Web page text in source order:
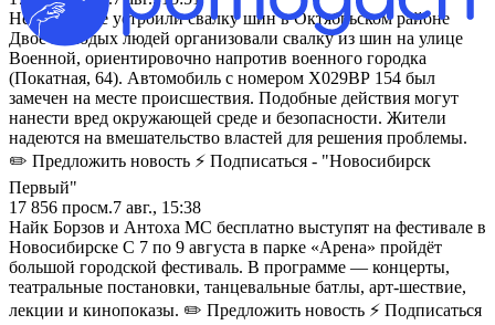
Неизвестные устроили свалку шин в Октябрьском районе
Двое молодых людей организовали свалку из шин на улице
Военной, ориентировочно напротив военного городка
(Покатная, 64). Автомобиль с номером Х029ВР 154 был
замечен на месте происшествия. Подобные действия могут
нанести вред окружающей среде и безопасности. Жители
надеются на вмешательство властей для решения проблемы.
✏️ Предложить новость ⚡ Подписаться - "Новосибирск
Первый"
17 856 просм.7 авг., 15:38
Найк Борзов и Антоха МС бесплатно выступят на фестивале в
Новосибирске С 7 по 9 августа в парке «Арена» пройдёт
большой городской фестиваль. В программе — концерты,
театральные постановки, танцевальные батлы, арт-шествие,
лекции и кинопоказы. ✏️ Предложить новость ⚡ Подписаться